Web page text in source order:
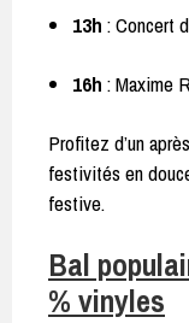
13h : Concert
16h : Maxime
Profitez d’un
festivités en
festive.
Bal
% vinyles